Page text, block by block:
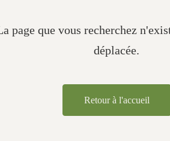
page que vous recherchez
déplacée.
Retour à l'accueil